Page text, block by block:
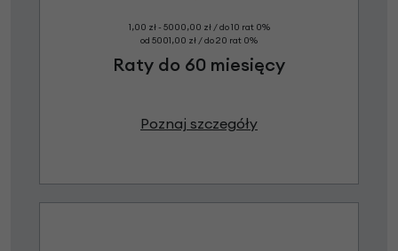
1,00 zł - 5000,00 zł / do 10 rat 0%
od 5001,00 zł / do 20 rat 0%
Raty do 60 miesięcy
Poznaj szczegóły